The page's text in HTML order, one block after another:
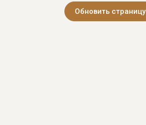
Обновить страницу